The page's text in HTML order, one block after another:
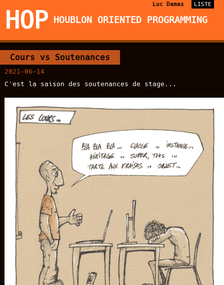
HOP HOUBLON ORIENTED PROGRAMMING
LISTE
Luc Damas
Cours vs Soutenances
2021-06-14
C'est la saison des soutenances de stage...